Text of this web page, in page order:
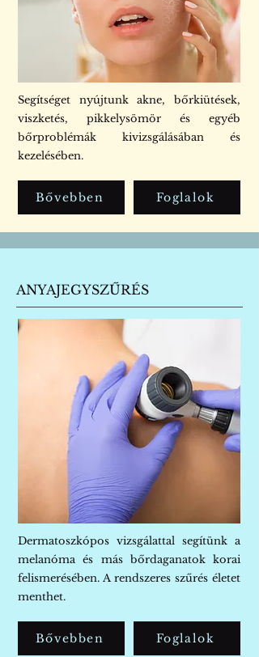
Segítséget nyújtunk akne, bőrkiütések,
viszketés, pikkelysömör és egyéb
bőrproblémák kivizsgálásában és
kezelésében.
Bővebben Foglalok
ANYAJEGYSZŰRÉS
Dermatoszkópos vizsgálattal segítünk a
melanóma és más bőrdaganatok korai
felismerésében. A rendszeres szűrés életet
menthet.
Bővebben Foglalok